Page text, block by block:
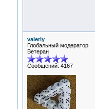
valeriy
Глобальный модератор
Ветеран
Сообщений: 4167